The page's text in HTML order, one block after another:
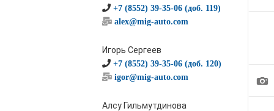
+7 (8552) 39-35-06 (доб. 119)
alex@mig-auto.com
Игорь Сергеев
+7 (8552) 39-35-06 (доб. 120)
igor@mig-auto.com
Алсу Гильмутдинова
1